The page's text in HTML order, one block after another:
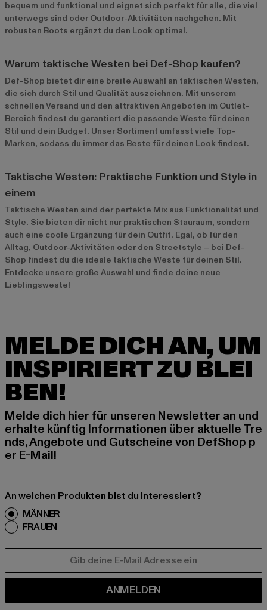
bequem und funktional und eignet sich perfekt für alle, die viel
unterwegs sind oder Outdoor-Aktivitäten nachgehen. Mit
robusten Boots ergänzt du den Look optimal.
Warum taktische Westen bei Def-Shop kaufen?
Def-Shop bietet dir eine breite Auswahl an taktischen Westen,
die sich durch Stil und Qualität auszeichnen. Mit unserem
schnellen Versand und den attraktiven Angeboten im Outlet-
Bereich findest du garantiert die passende Weste für deinen
Stil und dein Budget. Unser Sortiment umfasst viele Top-
Marken, sodass du immer das Beste für deinen Look findest.
Taktische Westen: Praktische Funktion und Style in
einem
Taktische Westen sind der perfekte Mix aus Funktionalität und
Style. Sie bieten dir nicht nur praktischen Stauraum, sondern
auch eine coole Ergänzung für dein Outfit. Egal, ob für den
Alltag, Outdoor-Aktivitäten oder den Streetstyle – bei Def-
Shop findest du die ideale taktische Weste für deinen Stil.
Entdecke unsere große Auswahl und finde deine neue
Lieblingsweste!
MELDE DICH AN, UM
INSPIRIERT ZU BLEI
BEN!
Melde dich hier für unseren Newsletter an und
erhalte künftig Informationen über aktuelle Tre
nds, Angebote und Gutscheine von DefShop p
er E-Mail!
An welchen Produkten bist du interessiert?
MÄNNER
FRAUEN
ANMELDEN